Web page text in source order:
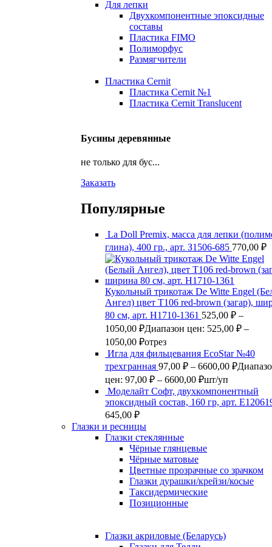
Для лепки
Двухкомпонентные эпоксидные
составы
Пластика FIMO
Полиморфус
Размягчители
Пластика Cernit
Пластика Cernit №1
Пластика Cernit Translucent
Бусины деревянные
не только для бус...
Заказать
Популярные
La Doll Premix, масса для лепки
глина), 400 гр., арт. З1506-685 770,00 ₽
Кукольный трикотаж De Witte Engel
Ангел) цвет Т106 red-brown (загар),
80 см, арт. Н1710-1361 525,00 ₽ –
1050,00 ₽Диапазон цен: 525,00 ₽ –
1050,00 ₽отрез
Игла для фильцевания EcoStar №40
трехгранная 97,00 ₽ – 6600,00 ₽
цен: 97,00 ₽ – 6600,00 ₽шт/уп
Моделайт Софт, двухкомпонентный
эпоксидный состав, 160 гр, арт.
645,00 ₽
Глазки и ресницы
Глазки стеклянные
Чёрные глянцевые
Чёрные матовые
Цветные прозрачные со зрачком
Глазки дурашки/крейзи/косые
Таксидермические
Позиционные
Глазки акриловые (Беларусь)